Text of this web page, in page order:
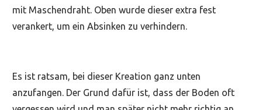
mit Maschendraht. Oben wurde dieser extra fest
verankert, um ein Absinken zu verhindern.
Es ist ratsam, bei dieser Kreation ganz unten
anzufangen. Der Grund dafür ist, dass der Boden oft